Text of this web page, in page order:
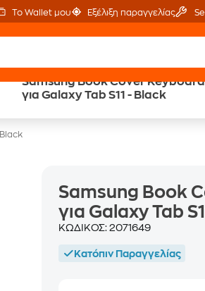
Το Wallet μου Εξέλιξη παραγγελίας
Samsung Book Cover
για Galaxy Tab S11 - Black
BoxNow Trade &
Samsung Book
για Galaxy Tab
ΚΩΔΙΚΟΣ:2071649
Κατόπιν Παραγγελίας